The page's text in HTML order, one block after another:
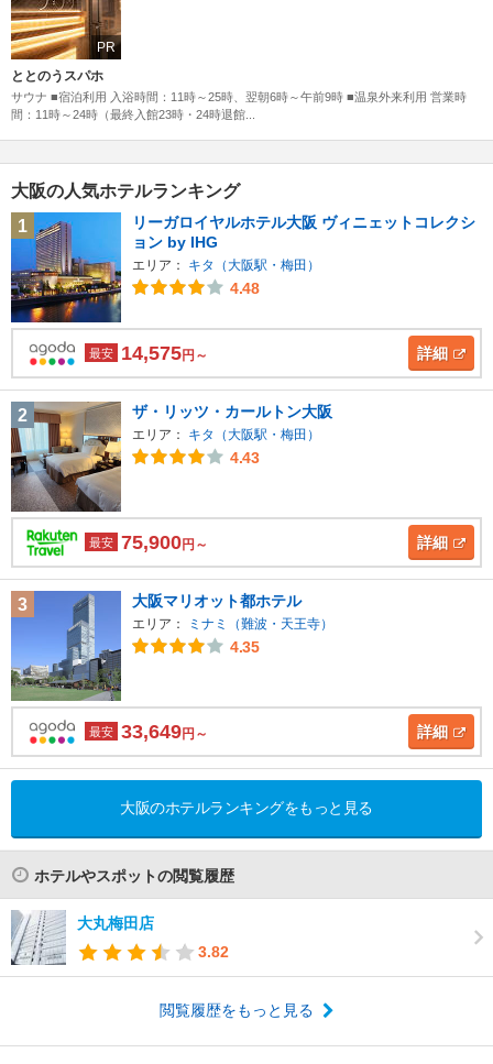
PR
ととのうスパホ
サウナ ■宿泊利用 入浴時間：11時～25時、翌朝6時～午前9時 ■温泉外来利用 営業時
間：11時～24時（最終入館23時・24時退館...
大阪の人気ホテルランキング
1
リーガロイヤルホテル大阪 ヴィニェットコレクシ
ョン by IHG
エリア： キタ（大阪駅・梅田）
4.48
最安 14,575円～ 詳細
2 ザ・リッツ・カールトン大阪
エリア： キタ（大阪駅・梅田）
4.43
最安 75,900円～ 詳細
3 大阪マリオット都ホテル
エリア： ミナミ（難波・天王寺）
4.35
最安 33,649円～ 詳細
大阪のホテルランキングをもっと見る
ホテルやスポットの閲覧履歴
大丸梅田店
3.82
閲覧履歴をもっと見る